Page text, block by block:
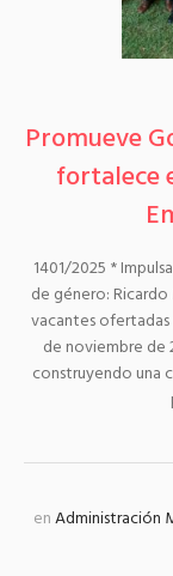
Promueve
fortalece
1401/2025 *
de género:
vacantes ofertadas
de noviembre de
construyendo una
enAdministración